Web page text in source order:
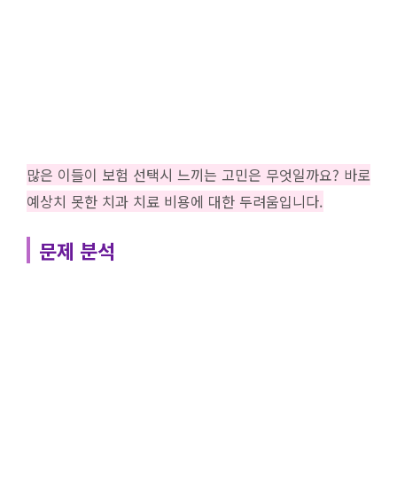
많은 이들이 보험 선택시 느끼는 고민은 무엇일까요? 바로
예상치 못한 치과 치료 비용에 대한 두려움입니다.
문제 분석